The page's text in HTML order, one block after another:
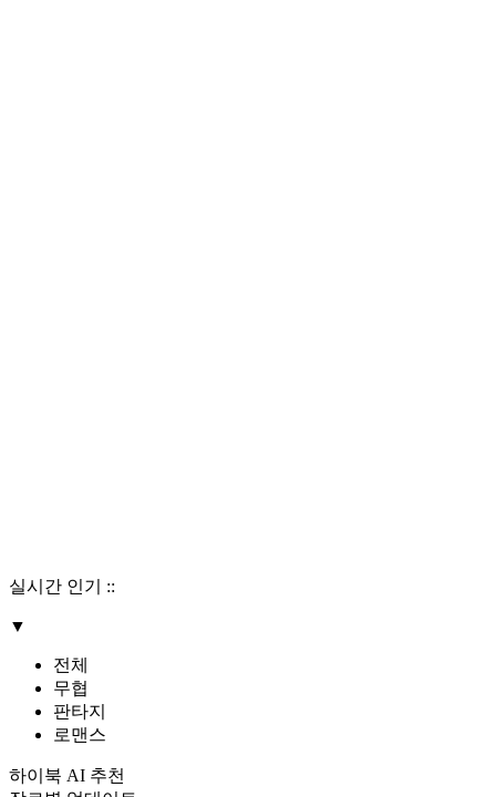
실시간 인기 ::
▼
전체
무협
판타지
로맨스
하이북 AI 추천